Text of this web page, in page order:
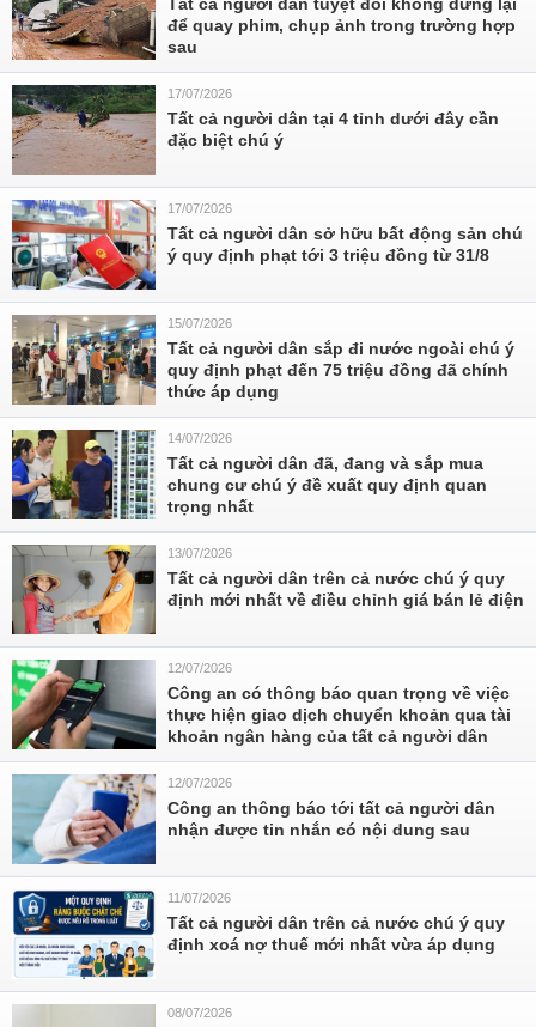
để quay phim, chụp ảnh trong trường hợp
sau
17/07/2026
Tất cả người dân tại 4 tỉnh dưới đây cần
đặc biệt chú ý
17/07/2026
Tất cả người dân sở hữu bất động sản chú
ý quy định phạt tới 3 triệu đồng từ 31/8
15/07/2026
Tất cả người dân sắp đi nước ngoài chú ý
quy định phạt đến 75 triệu đồng đã chính
thức áp dụng
14/07/2026
Tất cả người dân đã, đang và sắp mua
chung cư chú ý đề xuất quy định quan
trọng nhất
13/07/2026
Tất cả người dân trên cả nước chú ý quy
định mới nhất về điều chỉnh giá bán lẻ điện
12/07/2026
Công an có thông báo quan trọng về việc
thực hiện giao dịch chuyển khoản qua tài
khoản ngân hàng của tất cả người dân
12/07/2026
Công an thông báo tới tất cả người dân
nhận được tin nhắn có nội dung sau
11/07/2026
Tất cả người dân trên cả nước chú ý quy
định xoá nợ thuế mới nhất vừa áp dụng
08/07/2026